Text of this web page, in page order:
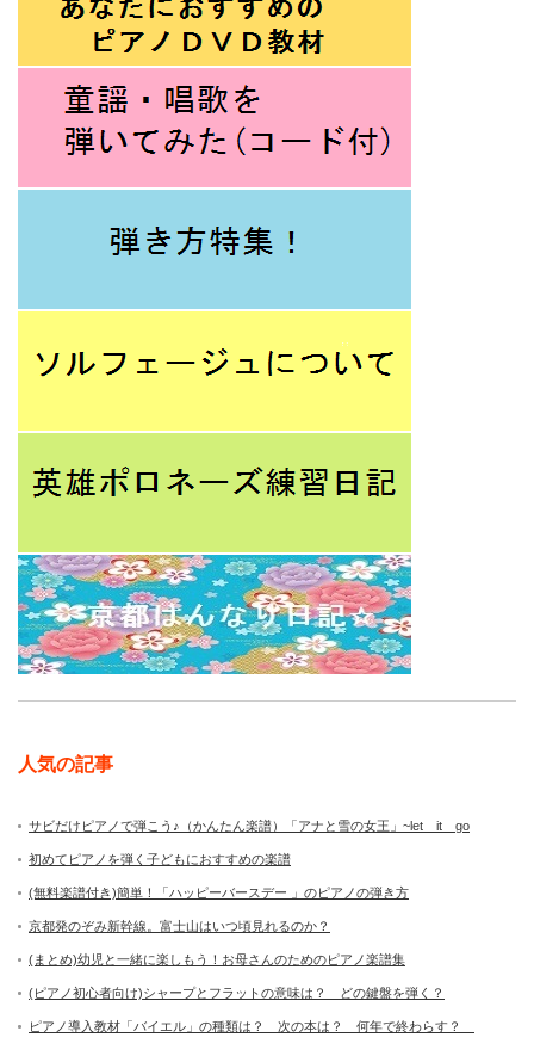
人気の記事
サビだけピアノで弾こう♪（かんたん楽譜）「アナと雪の女王」~let it go
初めてピアノを弾く子どもにおすすめの楽譜
(無料楽譜付き)簡単！「ハッピーバースデー 」のピアノの弾き方
京都発のぞみ新幹線。富士山はいつ頃見れるのか？
(まとめ)幼児と一緒に楽しもう！お母さんのためのピアノ楽譜集
(ピアノ初心者向け)シャープとフラットの意味は？ どの鍵盤を弾く？
ピアノ導入教材「バイエル」の種類は？ 次の本は？ 何年で終わらす？